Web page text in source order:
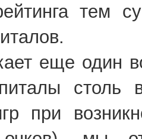
тем
еще один
столь
при